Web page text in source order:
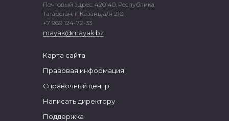
Почтовый адрес: 420140, Республика
Татарстан, г. Казань, а/я 210.
+7 969 124-72-33
mayak@mayak.bz
Карта сайта
Правовая информация
Справочный центр
Написать директору
Поддержка